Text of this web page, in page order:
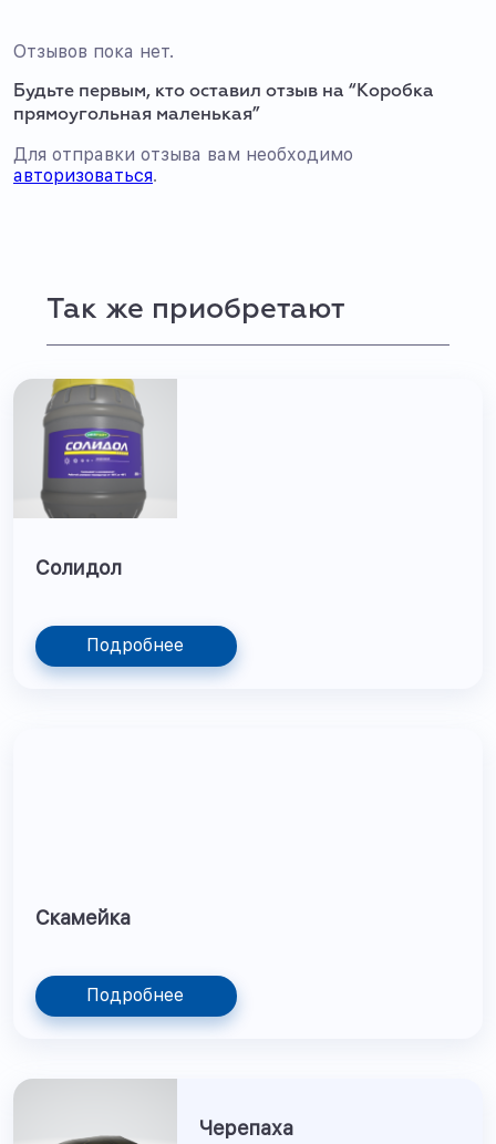
Отзывов пока нет.
Будьте первым, кто оставил отзыв на “Коробка
прямоугольная маленькая”
Для отправки отзыва вам необходимо
авторизоваться.
Так же приобретают
Солидол
Подробнее
Скамейка
Подробнее
Черепаха